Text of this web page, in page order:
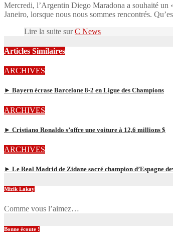
Mercredi, l’Argentin Diego Maradona a souhaité un
Janeiro, lorsque nous nous sommes rencontrés.
Lire la suite surC News
Articles Similaires
ARCHIVES
► Bayern écrase Barcelone 8-2 en Ligue des Champions
ARCHIVES
► Cristiano Ronaldo s’offre une voiture à 12,6 millions $
ARCHIVES
► Le Real Madrid de Zidane sacré champion d’Espagne
Mizik Lakay
Comme vous l’aimez…
Bonne écoute !